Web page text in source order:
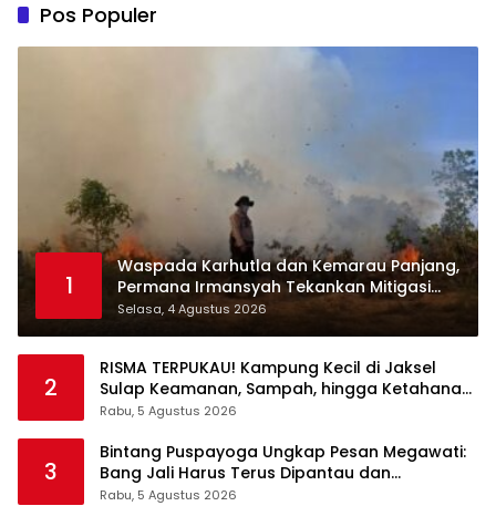
Pos Populer
1
Waspada Karhutla dan Kemarau Panjang,
Permana Irmansyah Tekankan Mitigasi
Berbasis Komunitas
Selasa, 4 Agustus 2026
2
RISMA TERPUKAU! Kampung Kecil di Jaksel
Sulap Keamanan, Sampah, hingga Ketahanan
Pangan Jadi Satu Sistem
Rabu, 5 Agustus 2026
3
Bintang Puspayoga Ungkap Pesan Megawati:
Bang Jali Harus Terus Dipantau dan
Dikembangkan
Rabu, 5 Agustus 2026